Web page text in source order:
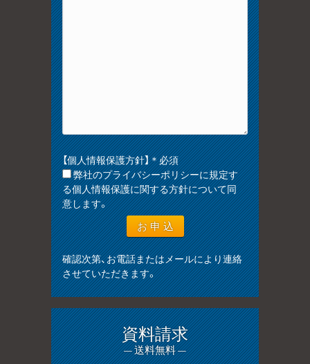
【個人情報保護方針】＊必須
弊社のプライバシーポリシーに規定す
る個人情報保護に関する方針について同
意します。
確認次第、お電話またはメールにより連絡
させていただきます。
資料請求
— 送料無料 —